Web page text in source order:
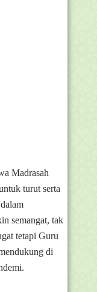
Madrasah
turut serta
semangat, tak
tetapi Guru
di